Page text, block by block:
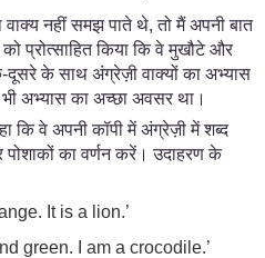
वाक्य नहीं समझ पाते थे, तो मैं अपनी बात
को प्रोत्साहित किया कि वे मुखौटे और
के साथ अंग्रेज़ी वाक्यों का अभ्यास
अभ्यास का अच्छा अवसर था।
कि वे अपनी कॉपी में अंग्रेज़ी में शब्द
का वर्णन करें। उदाहरण के
It is a lion.’
green. I am a crocodile.’